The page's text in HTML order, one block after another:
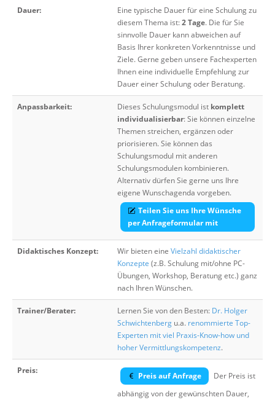
Dauer:
Eine typische Dauer für eine Schulung zu
diesem Thema ist:2 Tage. Die für Sie
sinnvolle Dauer kann abweichen auf
Basis Ihrer konkreten Vorkenntnisse und
Ziele. Gerne geben unsere Fachexperten
Ihnen eine individuelle Empfehlung zur
Dauer einer Schulung oder Beratung.
Anpassbarkeit: Dieses Schulungsmodul ist komplett
individualisierbar: Sie können einzelne
Themen streichen, ergänzen oder
priorisieren. Sie können das
Schulungsmodul mit anderen
Schulungsmodulen kombinieren.
Alternativ dürfen Sie gerne uns Ihre
eigene Wunschagenda vorgeben.
Teilen Sie uns Ihre Wünsche
per Anfrageformular mit
Didaktisches Konzept: Wir bieten eine Vielzahl didaktischer
Konzepte (z.B. Schulung mit/ohne PC-
Übungen, Workshop, Beratung etc.) ganz
nach Ihren Wünschen.
Trainer/Berater: Lernen Sie von den Besten: Dr. Holger
Schwichtenberg u.a. renommierte Top-
Experten mit viel Praxis-Know-how und
hoher Vermittlungskompetenz.
Preis:
Preis auf Anfrage
Der Preis ist
abhängig von der gewünschten Dauer,